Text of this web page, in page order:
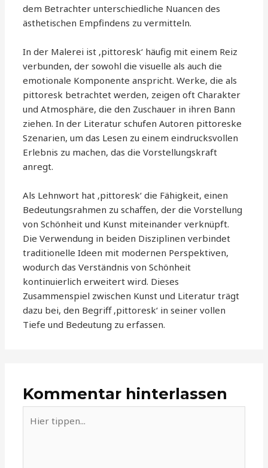
dem Betrachter unterschiedliche Nuancen des
ästhetischen Empfindens zu vermitteln.
In der Malerei ist ‚pittoresk‘ häufig mit einem Reiz
verbunden, der sowohl die visuelle als auch die
emotionale Komponente anspricht. Werke, die als
pittoresk betrachtet werden, zeigen oft Charakter
und Atmosphäre, die den Zuschauer in ihren Bann
ziehen. In der Literatur schufen Autoren pittoreske
Szenarien, um das Lesen zu einem eindrucksvollen
Erlebnis zu machen, das die Vorstellungskraft
anregt.
Als Lehnwort hat ‚pittoresk‘ die Fähigkeit, einen
Bedeutungsrahmen zu schaffen, der die Vorstellung
von Schönheit und Kunst miteinander verknüpft.
Die Verwendung in beiden Disziplinen verbindet
traditionelle Ideen mit modernen Perspektiven,
wodurch das Verständnis von Schönheit
kontinuierlich erweitert wird. Dieses
Zusammenspiel zwischen Kunst und Literatur trägt
dazu bei, den Begriff ‚pittoresk‘ in seiner vollen
Tiefe und Bedeutung zu erfassen.
Kommentar hinterlassen
tippen...